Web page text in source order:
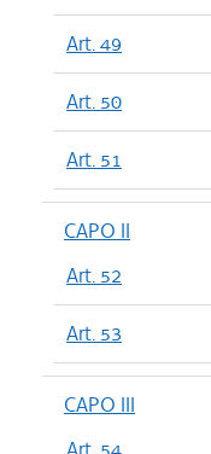
Art. 49
Art. 50
Art. 51
CAPO II
Art. 52
Art. 53
CAPO III